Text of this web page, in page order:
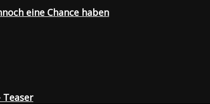
eine Chance haben
Teaser